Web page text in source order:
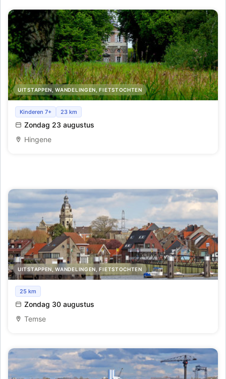
UITSTAPPEN, WANDELINGEN, FIETSTOCHTEN
Stiltewandeling
Kinderen 7+ 23 km
Zondag 23 augustus
Hingene
UITSTAPPEN, WANDELINGEN, FIETSTOCHTEN
Schelderondvaart vanuit Temse naar Rupelmonde, Sint-
Amands en terug
25 km
Zondag 30 augustus
Temse